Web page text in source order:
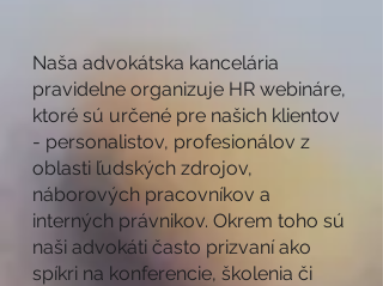
Naša advokátska kancelária
pravidelne organizuje HR webináre,
ktoré sú určené pre našich klientov
- personalistov, profesionálov z
oblasti ľudských zdrojov,
náborových pracovníkov a
interných právnikov. Okrem toho sú
naši advokáti často prizvaní ako
spíkri na konferencie, školenia či